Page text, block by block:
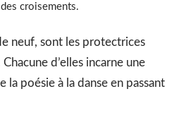
croisements.
neuf, sont les protectrices
d’elles incarne une
la poésie à la danse en passant